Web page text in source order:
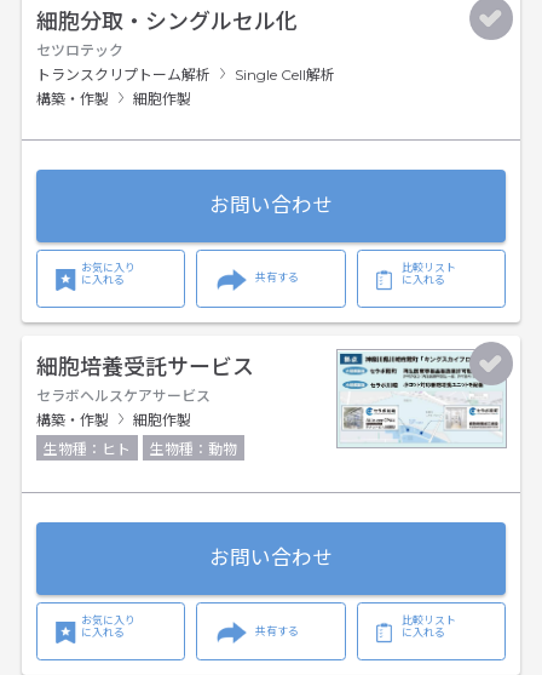
細胞分取・シングルセル化
セツロテック
トランスクリプトーム解析
Single Cell解析
構築・作製
細胞作製
お問い合わせ
お気に入り
に入れる
共有する
比較リスト
に入れる
細胞培養受託サービス
セラボヘルスケアサービス
構築・作製
細胞作製
生物種：ヒト
生物種：動物
お問い合わせ
お気に入り
に入れる
共有する
比較リスト
に入れる